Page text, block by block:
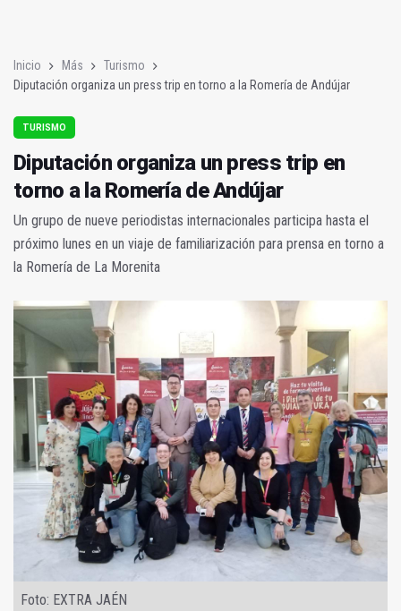
Inicio Más
Turismo
Diputación organiza un press trip en torno a la Romería de Andújar
TURISMO
Diputación organiza un press trip en
torno a la Romería de Andújar
Un grupo de nueve periodistas internacionales participa hasta el
próximo lunes en un viaje de familiarización para prensa en torno a
la Romería de La Morenita
Foto: EXTRA JAÉN